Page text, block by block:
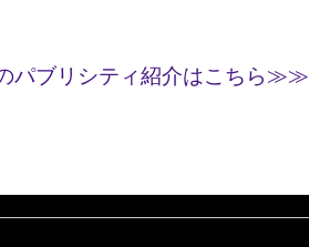
パブリシティ紹介はこちら≫≫